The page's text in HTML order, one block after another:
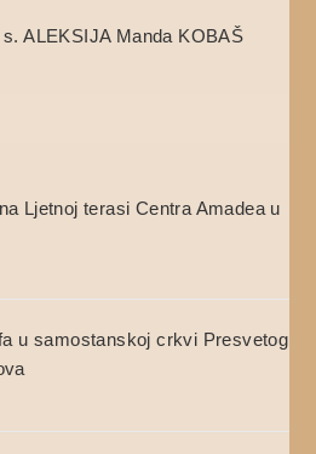
ALEKSIJA Manda KOBAŠ
Ljetnoj terasi Centra Amadea u
u samostanskoj crkvi Presvetog